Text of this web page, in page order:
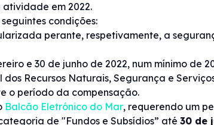
em 2022.
condições:
perante, respetivamente, a
e 30 de junho de 2022, num mínimo de
Recursos Naturais, Segurança e
o período da compensação.
Balcão Eletrónico do Mar, requerendo um
de "Fundos e Subsídios” até 30 de